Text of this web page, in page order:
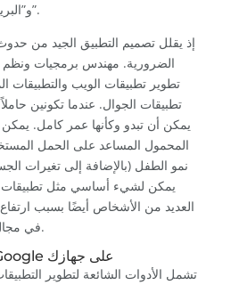
و”البريد الصوتي داخل التطبيق”.
إذ يقلل تصميم التطبيق الجيد من
الضرورية. مهندس برمجيات
تطوير تطبيقات الويب والتطبيقات
تطبيقات الجوال. عندما تكونين
يمكن أن تبدو وكأنها عمر كامل.
المحمول المساعد على الحمل
نمو الطفل (بالإضافة إلى تغيرات
يمكن لشيء أساسي مثل تطبيقات
العديد من الأشخاص أيضًا بسبب
في مجال الصحة واللياقة البدنية.
المزيد من تطبيقات Google على جهازك
تشمل الأدوات الشائعة لتطوير